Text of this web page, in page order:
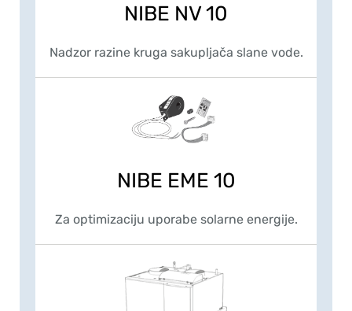
NIBE NV 10
Nadzor razine kruga sakupljača slane vode.
NIBE EME 10
Za optimizaciju uporabe solarne energije.